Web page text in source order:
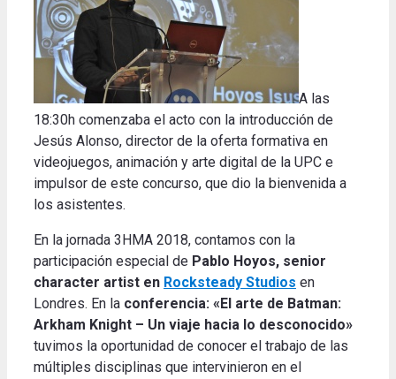
A las
18:30h comenzaba el acto con la introducción de
Jesús Alonso, director de la oferta formativa en
videojuegos, animación y arte digital de la UPC e
impulsor de este concurso, que dio la bienvenida a
los asistentes.
En la jornada 3HMA 2018, contamos con la
participación especial de Pablo Hoyos, senior
character artist en Rocksteady Studios en
Londres. En la conferencia: «El arte de Batman:
Arkham Knight – Un viaje hacia lo desconocido»
tuvimos la oportunidad de conocer el trabajo de las
múltiples disciplinas que intervinieron en el